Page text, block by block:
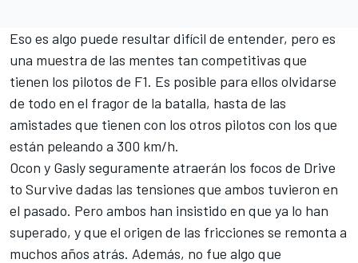
Eso es algo puede resultar difícil de entender, pero es
una muestra de las mentes tan competitivas que
tienen los pilotos de F1. Es posible para ellos olvidarse
de todo en el fragor de la batalla, hasta de las
amistades que tienen con los otros pilotos con los que
están peleando a 300 km/h.
Ocon y Gasly seguramente atraerán los focos de Drive
to Survive dadas las tensiones que ambos tuvieron en
el pasado. Pero ambos han insistido en que ya lo han
superado, y que el origen de las fricciones se remonta a
muchos años atrás. Además, no fue algo que